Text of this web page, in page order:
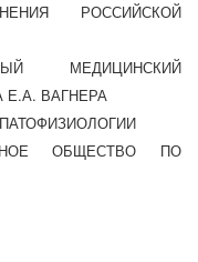
РОССИЙСКОЙ
МЕДИЦИНСКИЙ
ВАГНЕРА
ОБЩЕСТВО ПО